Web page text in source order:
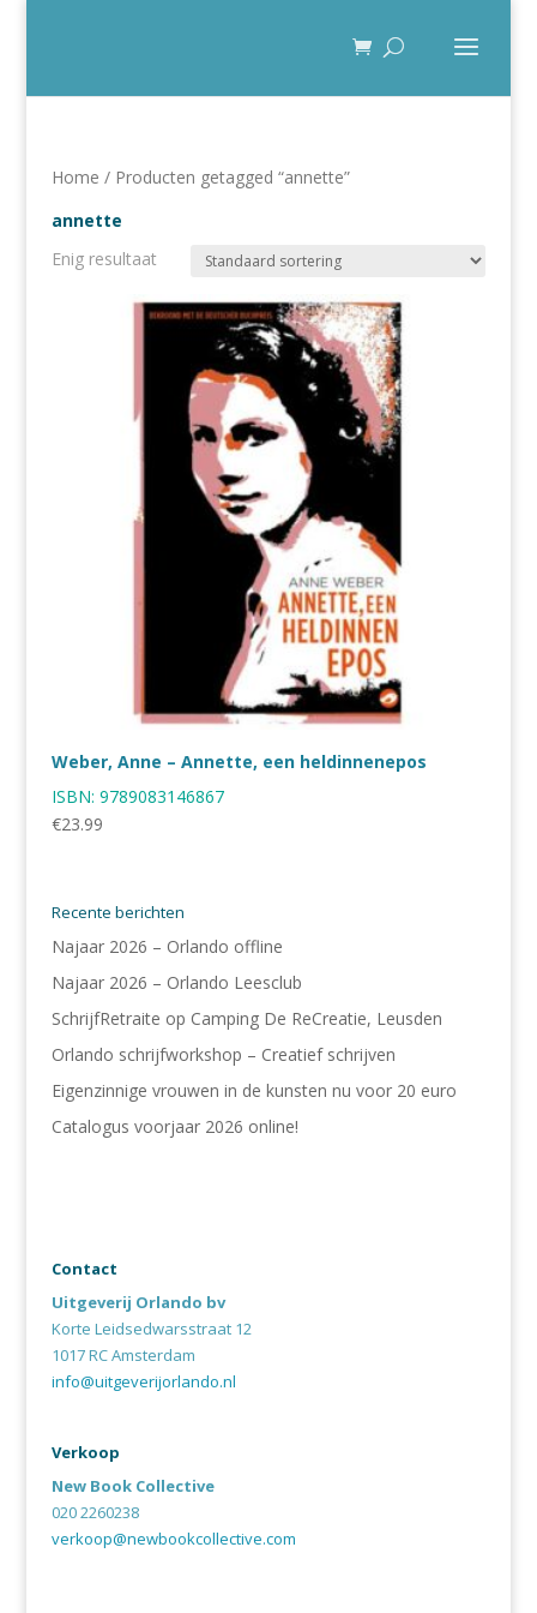
Home / Producten getagged “annette”
annette
Enig resultaat
Weber, Anne – Annette, een heldinnenepos
ISBN: 9789083146867
€23.99
Recente berichten
Najaar 2026 – Orlando offline
Najaar 2026 – Orlando Leesclub
SchrijfRetraite op Camping De ReCreatie, Leusden
Orlando schrijfworkshop – Creatief schrijven
Eigenzinnige vrouwen in de kunsten nu voor 20 euro
Catalogus voorjaar 2026 online!
Contact
Uitgeverij Orlando bv
Korte Leidsedwarsstraat 12
1017 RC Amsterdam
info@uitgeverijorlando.nl
Verkoop
New Book Collective
020 2260238
verkoop@newbookcollective.com